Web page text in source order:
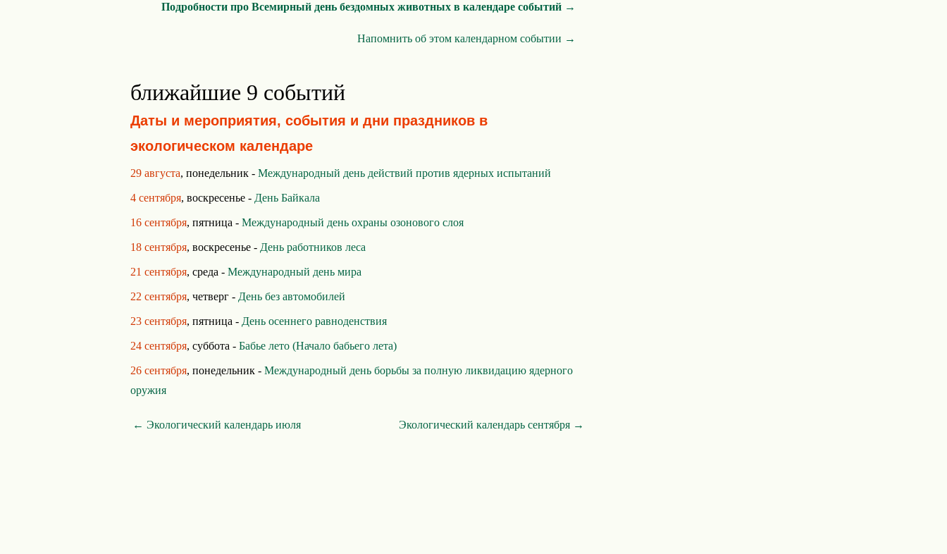
Подробности про Всемирный день бездомных животных в календаре событий →
Напомнить об этом календарном событии →
ближайшие 9 событий
Даты и мероприятия, события и дни праздников в
экологическом календаре
29 августа, понедельник - Международный день действий против ядерных испытаний
4 сентября, воскресенье - День Байкала
16 сентября, пятница - Международный день охраны озонового слоя
18 сентября, воскресенье - День работников леса
21 сентября, среда - Международный день мира
22 сентября, четверг - День без автомобилей
23 сентября, пятница - День осеннего равноденствия
24 сентября, суббота - Бабье лето (Начало бабьего лета)
26 сентября, понедельник - Международный день борьбы за полную ликвидацию ядерного
оружия
← Экологический календарь июля Экологический календарь сентября →